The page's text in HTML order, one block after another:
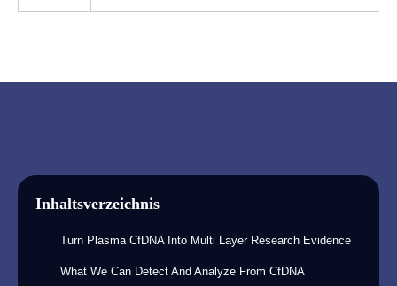
Inhaltsverzeichnis
Turn Plasma CfDNA Into Multi Layer Research Evidence
What We Can Detect And Analyze From CfDNA